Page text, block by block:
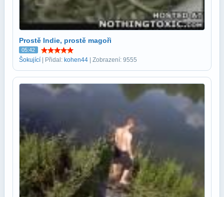
Prostě Indie, prostě magoři
05:42
Šokující | Přidal: kohen44 | Zobrazení: 9555